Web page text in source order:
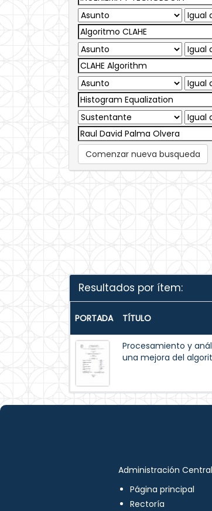
Comenzar nueva busqueda
Resultados por ítem:
PORTADA TÍTULO
Procesamiento y
una mejora del
Administración Central
Página principal
Rectoría